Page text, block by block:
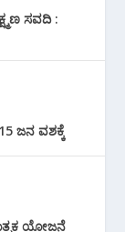
ಸವದಿ :
ಜನ ವಶಕ್ಕೆ
ಯೋಜನೆ